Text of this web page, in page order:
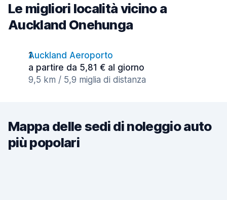
Le migliori località vicino a
Auckland Onehunga
Auckland Aeroporto
a partire da 5,81 € al giorno
9,5 km / 5,9 miglia di distanza
Mappa delle sedi di noleggio auto
più popolari